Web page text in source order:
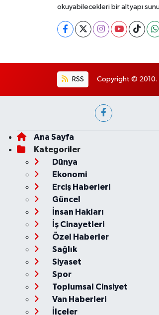
okuyabilecekleri bir altyapı
RSS Copyright © 2010.
Ana Sayfa
Kategoriler
Dünya
Ekonomi
Erciş Haberleri
Güncel
İnsan Hakları
İş Cinayetleri
Özel Haberler
Sağlık
Siyaset
Spor
Toplumsal Cinsiyet
Van Haberleri
İlçeler